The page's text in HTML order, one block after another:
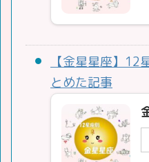
【金星星座】12
とめた記事